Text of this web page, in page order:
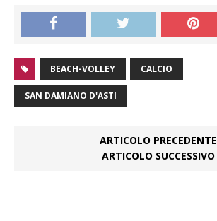
BEACH-VOLLEY CALCIO
SAN DAMIANO D'ASTI
ARTICOLO PRECEDENTE
ARTICOLO SUCCESSIVO